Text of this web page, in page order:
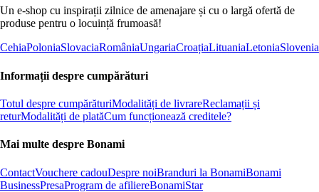
Un e-shop cu inspirații zilnice de amenajare și cu o largă ofertă de
produse pentru o locuință frumoasă!
CehiaPoloniaSlovaciaRomâniaUngariaCroațiaLituaniaLetoniaSlovenia
Informații despre cumpărături
Totul despre cumpărăturiModalități de livrareReclamații și
returModalități de platăCum funcționează creditele?
Mai multe despre Bonami
ContactVouchere cadouDespre noiBranduri la BonamiBonami
BusinessPresaProgram de afiliereBonamiStar